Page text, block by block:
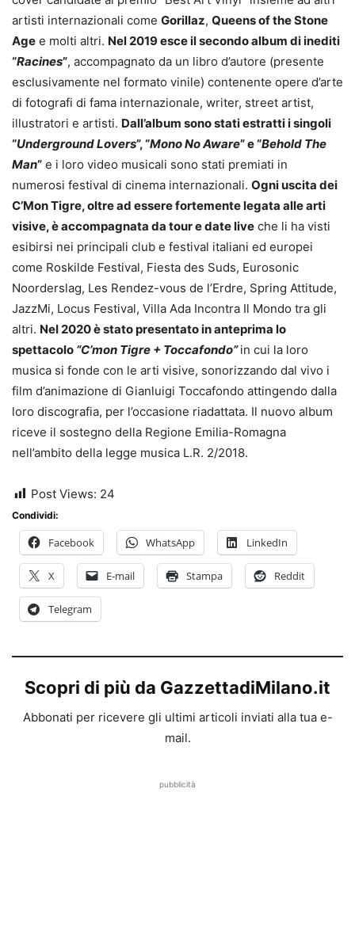
artisti internazionali come Gorillaz, Queens of the Stone
Age e molti altri. Nel 2019 esce il secondo album di inediti
“Racines”, accompagnato da un libro d’autore (presente
esclusivamente nel formato vinile) contenente opere d’arte
di fotografi di fama internazionale, writer, street artist,
illustratori e artisti. Dall’album sono stati estratti i singoli
“Underground Lovers”, “Mono No Aware” e “Behold The
Man” e i loro video musicali sono stati premiati in
numerosi festival di cinema internazionali. Ogni uscita dei
C’Mon Tigre, oltre ad essere fortemente legata alle arti
visive, è accompagnata da tour e date live che li ha visti
esibirsi nei principali club e festival italiani ed europei
come Roskilde Festival, Fiesta des Suds, Eurosonic
Noorderslag, Les Rendez-vous de l’Erdre, Spring Attitude,
JazzMi, Locus Festival, Villa Ada Incontra Il Mondo tra gli
altri. Nel 2020 è stato presentato in anteprima lo
spettacolo “C’mon Tigre + Toccafondo”in cui la loro
musica si fonde con le arti visive, sonorizzando dal vivo i
film d’animazione di Gianluigi Toccafondo attingendo dalla
loro discografia, per l’occasione riadattata. Il nuovo album
riceve il sostegno della Regione Emilia-Romagna
nell’ambito della legge musica L.R. 2/2018.
Post Views: 24
Condividi:
Facebook WhatsApp LinkedIn
X E-mail Stampa Reddit
Telegram
Scopri di più da GazzettadiMilano.it
Abbonati per ricevere gli ultimi articoli inviati alla tua e-
mail.
pubblicità